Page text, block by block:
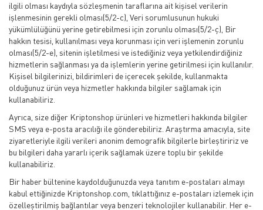
ilgili olması kaydıyla sözleşmenin taraflarına ait kişisel verilerin
işlenmesinin gerekli olması(5/2-c), Veri sorumlusunun hukuki
yükümlülüğünü yerine getirebilmesi için zorunlu olması(5/2-ç), Bir
hakkın tesisi, kullanılması veya korunması için veri işlemenin zorunlu
olması(5/2-e), sitenin işletilmesi ve istediğiniz veya yetkilendirdiğiniz
hizmetlerin sağlanması ya da işlemlerin yerine getirilmesi için kullanılır.
Kişisel bilgilerinizi, bildirimleri de içerecek şekilde, kullanmakta
olduğunuz ürün veya hizmetler hakkında bilgiler sağlamak için
kullanabiliriz.
Ayrıca, size diğer Kriptonshop ürünleri ve hizmetleri hakkında bilgiler
SMS veya e-posta aracılığı ile gönderebiliriz. Araştırma amacıyla, site
ziyaretleriyle ilgili verileri anonim demografik bilgilerle birleştiririz ve
bu bilgileri daha yararlı içerik sağlamak üzere toplu bir şekilde
kullanabiliriz.
Bir haber bültenine kaydolduğunuzda veya tanıtım e-postaları almayı
kabul ettiğinizde Kriptonshop.com, tıklattığınız e-postaları izlemek için
özelleştirilmiş bağlantılar veya benzeri teknolojiler kullanabilir. Her e-